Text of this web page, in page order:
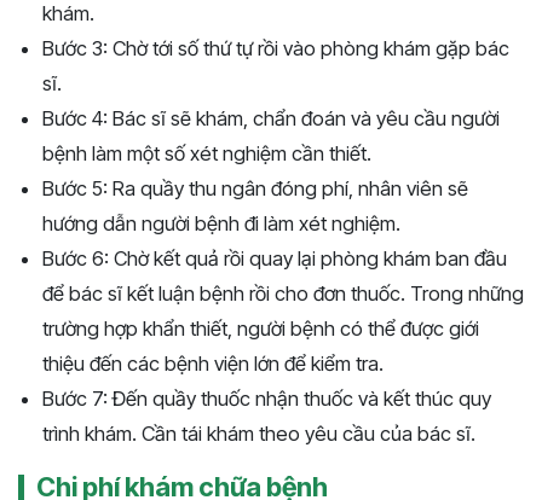
khám.
Bước 3: Chờ tới số thứ tự rồi vào phòng khám gặp bác
sĩ.
Bước 4: Bác sĩ sẽ khám, chẩn đoán và yêu cầu người
bệnh làm một số xét nghiệm cần thiết.
Bước 5: Ra quầy thu ngân đóng phí, nhân viên sẽ
hướng dẫn người bệnh đi làm xét nghiệm.
Bước 6: Chờ kết quả rồi quay lại phòng khám ban đầu
để bác sĩ kết luận bệnh rồi cho đơn thuốc. Trong những
trường hợp khẩn thiết, người bệnh có thể được giới
thiệu đến các bệnh viện lớn để kiểm tra.
Bước 7: Đến quầy thuốc nhận thuốc và kết thúc quy
trình khám. Cần tái khám theo yêu cầu của bác sĩ.
Chi phí khám chữa bệnh